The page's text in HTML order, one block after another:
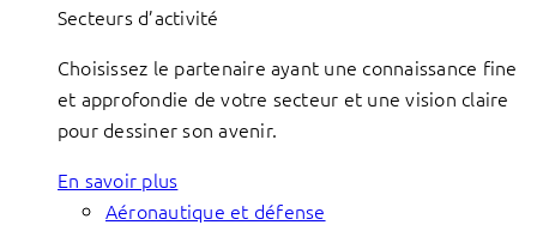
Secteurs d’activité
Choisissez le partenaire ayant une connaissance fine
et approfondie de votre secteur et une vision claire
pour dessiner son avenir.
En savoir plus
Aéronautique et défense